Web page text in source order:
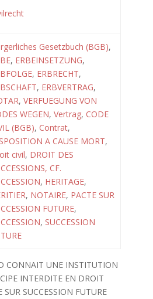
Gesetzbuch (BGB),
, ERBEINSETZUNG,
, ERBRECHT,
, ERBVERTRAG,
, VERFUEGUNG VON
WEGEN, Vertrag, CODE
(BGB), Contrat,
A CAUSE MORT,
civil, DROIT DES
CF.
, HERITAGE,
, NOTAIRE, PACTE SUR
FUTURE,
, SUCCESSION
CONNAIT UNE INSTITUTION
INTERDITE EN DROIT
SUR SUCCESSION FUTURE